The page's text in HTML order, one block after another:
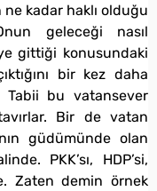
ne kadar haklı olduğu
geleceği nasıl
gittiği konusundaki
bir kez daha
Tabii bu vatansever
Bir de vatan
güdümünde olan
PKK’sı, HDP’si,
Zaten demin örnek